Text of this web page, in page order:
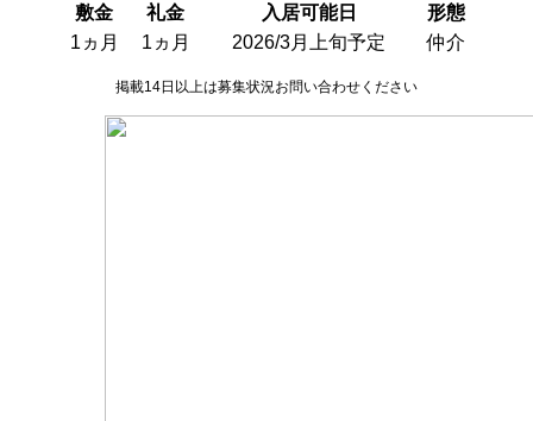
敷金 礼金 入居可能日
形態
1ヵ月
1ヵ月 2026/3月上旬予定 仲介
掲載14日以上は募集状況お問い合わせください